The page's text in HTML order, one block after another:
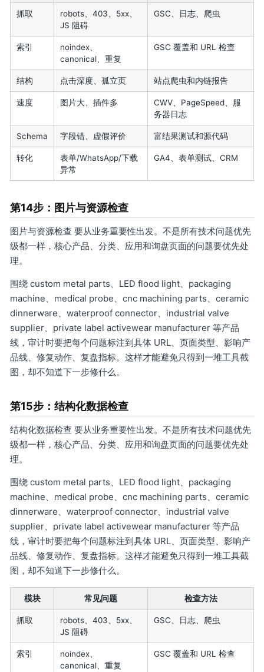
抓取
robots、403、5xx、
JS 阻碍
GSC、日志、爬虫
索引
noindex、
canonical、重复
GSC 覆盖和 URL 检查
结构 点击深度、孤立页 站点爬虫和内链报告
速度 图片大、插件多
CWV、PageSpeed、服
务器日志
Schema 字段错、虚假评价 富结果测试和源代码
转化
表单/WhatsApp/下载
异常
GA4、表单测试、CRM
第14步：图片与资源检查
图片与资源检查 要从业务重要性出发。不是所有技术问题优先
级都一样，核心产品、分类、应用和询盘页面的问题要优先处
理。
围绕 custom metal parts、LED flood light、packaging
machine、medical probe、cnc machining parts、ceramic
dinnerware、waterproof connector、industrial valve
supplier、private label activewear manufacturer 等产品
线，审计时要把每个问题标注到具体 URL、页面类型、影响产
品线、修复动作、复盘指标。这样才能避免只得到一堆工具截
图，却不知道下一步修什么。
第15步：结构化数据检查
结构化数据检查 要从业务重要性出发。不是所有技术问题优先
级都一样，核心产品、分类、应用和询盘页面的问题要优先处
理。
围绕 custom metal parts、LED flood light、packaging
machine、medical probe、cnc machining parts、ceramic
dinnerware、waterproof connector、industrial valve
supplier、private label activewear manufacturer 等产品
线，审计时要把每个问题标注到具体 URL、页面类型、影响产
品线、修复动作、复盘指标。这样才能避免只得到一堆工具截
图，却不知道下一步修什么。
模块 常见问题 检查方法
抓取
robots、403、5xx、
JS 阻碍
GSC、日志、爬虫
索引
noindex、
canonical、重复
GSC 覆盖和 URL 检查